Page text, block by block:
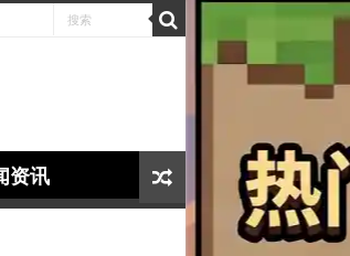
资讯